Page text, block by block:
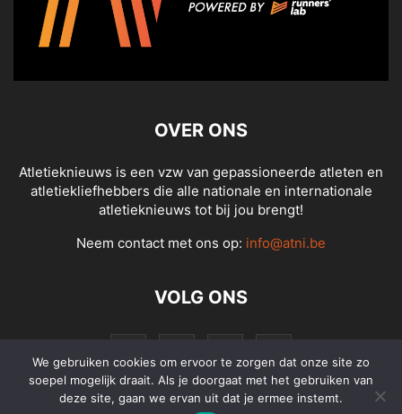
OVER ONS
Atletieknieuws is een vzw van gepassioneerde atleten en
atletiekliefhebbers die alle nationale en internationale
atletieknieuws tot bij jou brengt!
Neem contact met ons op: info@atni.be
VOLG ONS
We gebruiken cookies om ervoor te zorgen dat onze site zo
soepel mogelijk draait. Als je doorgaat met het gebruiken van
deze site, gaan we ervan uit dat je ermee instemt.